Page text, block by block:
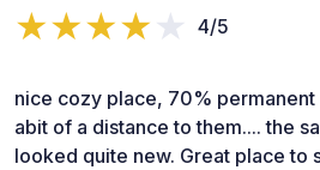
4/5
nice cozy place, 70%
abit of a distance to them.... the
looked quite new. Great place to